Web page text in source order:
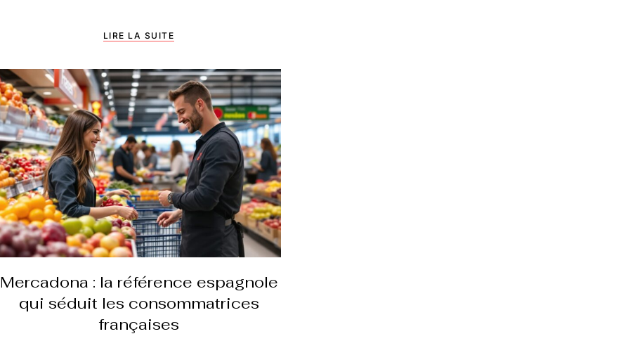
LIRE LA SUITE
Mercadona : la référence espagnole
qui séduit les consommatrices
françaises